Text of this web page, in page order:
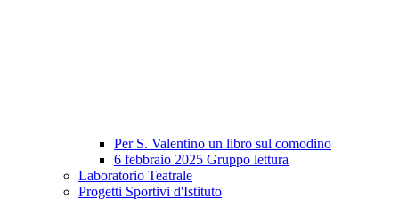
Per S. Valentino un libro sul comodino
6 febbraio 2025 Gruppo lettura
Laboratorio Teatrale
Progetti Sportivi d'Istituto